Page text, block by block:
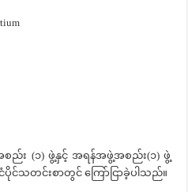
ည်း (၁) ဖွဲ့နှင့် အရန်အဖွဲ့အစည်း(၁) ဖွဲ့
ပိုင်သတင်းစာတွင် ကြော်ငြာခဲ့ပါသည်။